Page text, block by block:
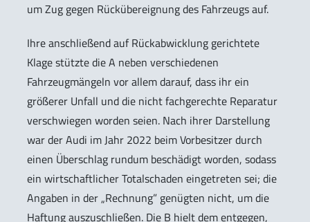
um Zug gegen Rückübereignung des Fahrzeugs auf.
Ihre anschließend auf Rückabwicklung gerichtete
Klage stützte die A neben verschiedenen
Fahrzeugmängeln vor allem darauf, dass ihr ein
größerer Unfall und die nicht fachgerechte Reparatur
verschwiegen worden seien. Nach ihrer Darstellung
war der Audi im Jahr 2022 beim Vorbesitzer durch
einen Überschlag rundum beschädigt worden, sodass
ein wirtschaftlicher Totalschaden eingetreten sei; die
Angaben in der „Rechnung” genügten nicht, um die
Haftung auszuschließen. Die B hielt dem entgegen,